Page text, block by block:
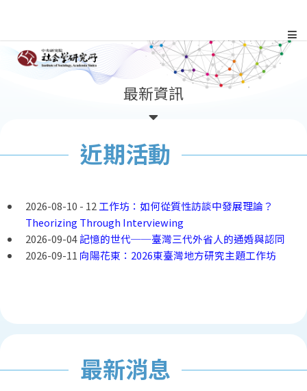
到
最新資訊
近期活動
2026-08-10 - 12 工作坊：如何從質性訪談中發展理論？
Theorizing Through Interviewing
2026-09-04記憶的世代──臺灣三代外省人的通婚與認同
2026-09-11 向陽花東：2026東臺灣地方研究主題工作坊
最新消息